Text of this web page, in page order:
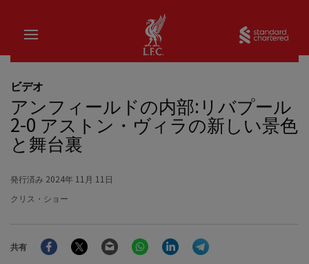
家
ビデオ
アンフィールドの内部:リバプール
2-0 アストン・ヴィラの新しい景色
と舞台裏
発行済み 2024年 11月 11日
クリス・ショー
共有
FacebookTwitter Email WhatsAppLinkedIn